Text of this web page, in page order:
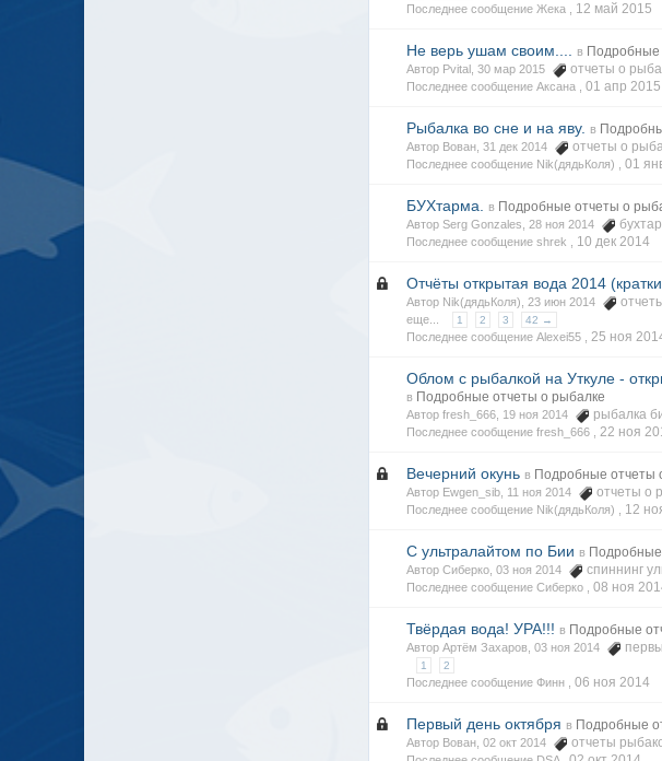
Последнее сообщение Жека , 12 май 2015
Не верь ушам своим.... в Подробные
Автор Pvital, 30 мар 2015 отчеты о
Последнее сообщение Аксана ,01 апр 2015
Рыбалка во сне и на яву. в
Автор Вован, 31 дек 2014 отчеты о
Последнее сообщение Nik(дядьКоля) ,01
БУХтарма. в Подробные отчеты о
Автор Serg Gonzales, 28 ноя 2014
Последнее сообщение shrek , 10 дек 2014
Отчёты открытая вода 2014
Автор Nik(дядьКоля), 23 июн 2014
еще...
1 2 3 42 →
Последнее сообщение Alexei55 , 25 ноя
Облом с рыбалкой на Уткуле -
в Подробные отчеты о рыбалке
Автор fresh_666, 19 ноя 2014 рыбалка
Последнее сообщение fresh_666 , 22 ноя
Вечерний окунь в Подробные отчеты
Автор Ewgen_sib, 11 ноя 2014 отчеты о
Последнее сообщение Nik(дядьКоля) , 12
С ультралайтом по Бии в
Автор Сиберко, 03 ноя 2014 спиннинг
Последнее сообщение Сиберко ,08 ноя
Твёрдая вода! УРА!!! в Подробные
Автор Артём Захаров, 03 ноя 2014
1 2
Последнее сообщение Финн ,06 ноя 2014
Первый день октября в Подробные
Автор Вован, 02 окт 2014 отчеты